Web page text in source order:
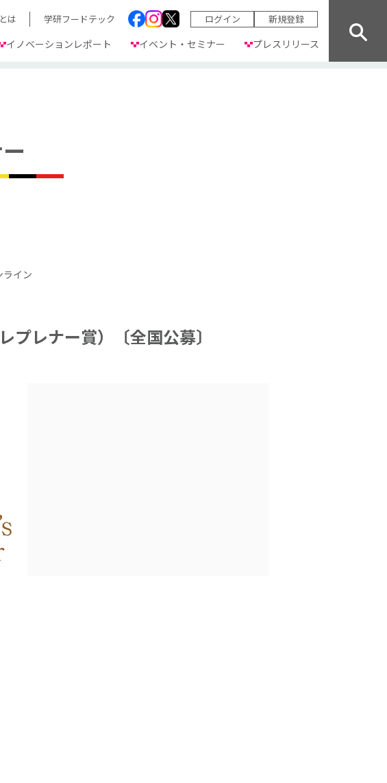
イノベーションレポート イベント・セミナー プレスリリース
は 学研フードテック ログイン 新規登録
ライン
レナー賞）〔全国公募〕